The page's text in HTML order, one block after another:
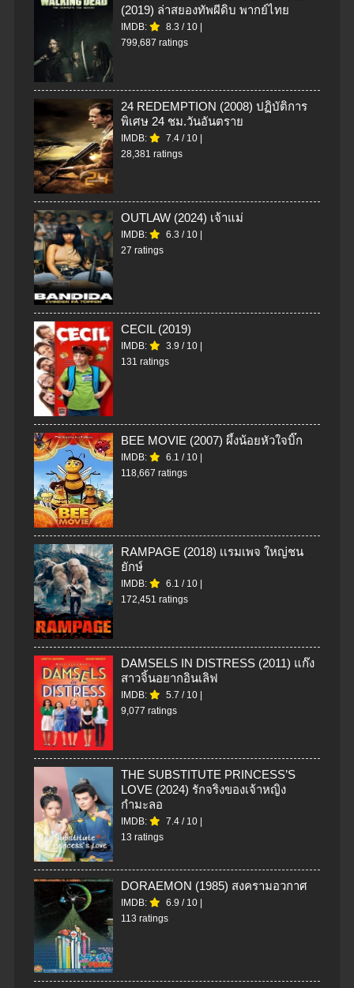
(2019) ล่าสยองทัพผีดิบ พากย์ไทย
IMDB: 8.3 / 10 |
799,687 ratings
24 REDEMPTION (2008) ปฏิบัติการ
พิเศษ 24 ชม.วันอันตราย
IMDB: 7.4 / 10 |
28,381 ratings
OUTLAW (2024) เจ้าแม่
IMDB: 6.3 / 10 |
27 ratings
CECIL (2019)
IMDB: 3.9 / 10 |
131 ratings
BEE MOVIE (2007) ผึ้งน้อยหัวใจบิ๊ก
IMDB: 6.1 / 10 |
118,667 ratings
RAMPAGE (2018) เเรมเพจ ใหญ่ชน
ยักษ์
IMDB: 6.1 / 10 |
172,451 ratings
DAMSELS IN DISTRESS (2011) แก๊ง
สาวจิ้นอยากอินเลิฟ
IMDB: 5.7 / 10 |
9,077 ratings
THE SUBSTITUTE PRINCESS’S
LOVE (2024) รักจริงของเจ้าหญิง
กำมะลอ
IMDB: 7.4 / 10 |
13 ratings
DORAEMON (1985) สงครามอวกาศ
IMDB: 6.9 / 10 |
113 ratings